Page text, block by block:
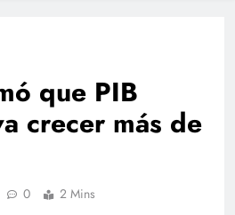
que PIB
crecer más de
0 2 Mins